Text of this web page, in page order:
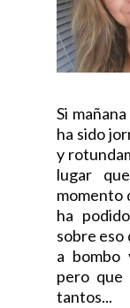
Si
ha sido
y
lugar
momento
ha
sobre eso
a bombo
pero que
tantos...